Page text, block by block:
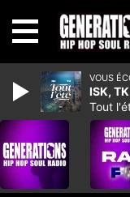
VOUS
ISK, TK
Tout